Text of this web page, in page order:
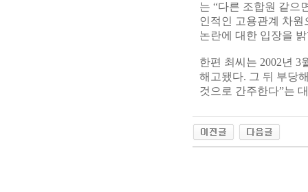
는 “다른 조합원 같으
인적인 고용관계 차
논란에 대한 입장을
한편 최씨는 2002년 3
해고됐다. 그 뒤 부당
것으로 간주한다”는